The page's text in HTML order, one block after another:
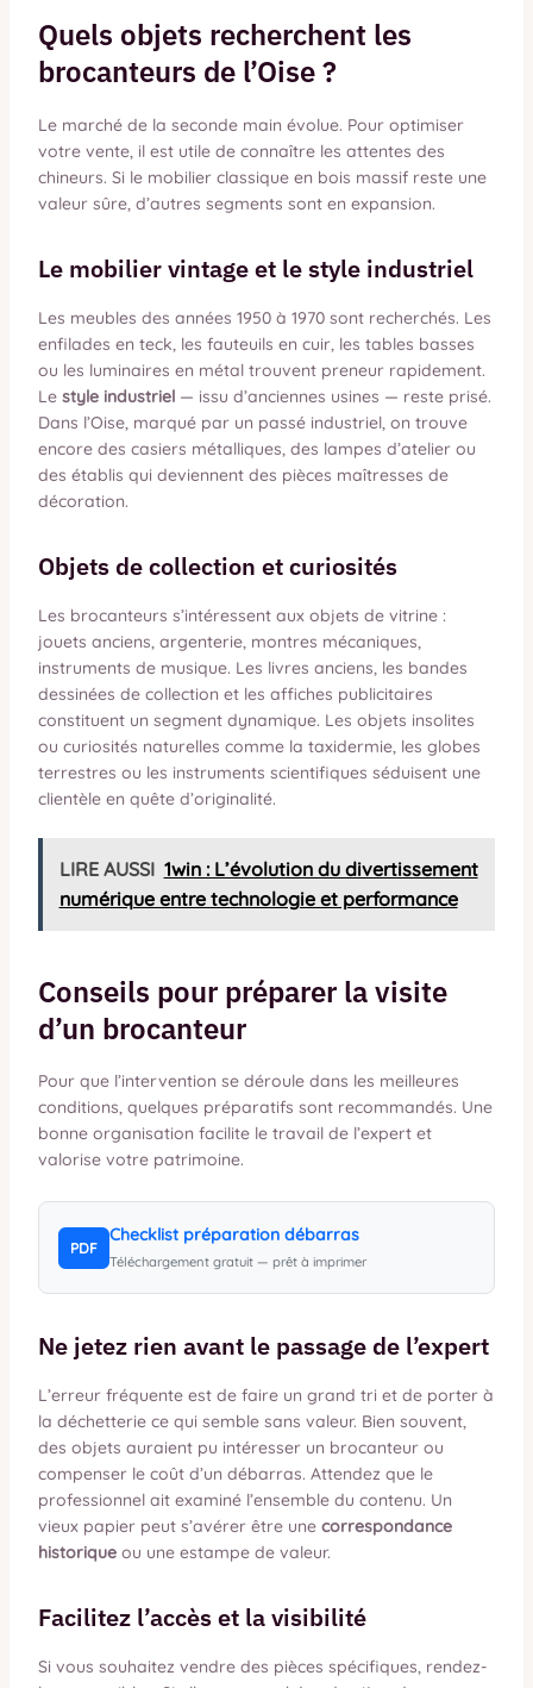
Quels objets recherchent les
brocanteurs de l’Oise ?
Le marché de la seconde main évolue. Pour optimiser
votre vente, il est utile de connaître les attentes des
chineurs. Si le mobilier classique en bois massif reste une
valeur sûre, d’autres segments sont en expansion.
Le mobilier vintage et le style industriel
Les meubles des années 1950 à 1970 sont recherchés. Les
enfilades en teck, les fauteuils en cuir, les tables basses
ou les luminaires en métal trouvent preneur rapidement.
Le style industriel— issu d’anciennes usines — reste prisé.
Dans l’Oise, marqué par un passé industriel, on trouve
encore des casiers métalliques, des lampes d’atelier ou
des établis qui deviennent des pièces maîtresses de
décoration.
Objets de collection et curiosités
Les brocanteurs s’intéressent aux objets de vitrine :
jouets anciens, argenterie, montres mécaniques,
instruments de musique. Les livres anciens, les bandes
dessinées de collection et les affiches publicitaires
constituent un segment dynamique. Les objets insolites
ou curiosités naturelles comme la taxidermie, les globes
terrestres ou les instruments scientifiques séduisent une
clientèle en quête d’originalité.
LIRE AUSSI 1win : L’évolution du divertissement
numérique entre technologie et performance
Conseils pour préparer la visite
d’un brocanteur
Pour que l’intervention se déroule dans les meilleures
conditions, quelques préparatifs sont recommandés. Une
bonne organisation facilite le travail de l’expert et
valorise votre patrimoine.
PDF
Checklist préparation débarras
Téléchargement gratuit — prêt à imprimer
Ne jetez rien avant le passage de l’expert
L’erreur fréquente est de faire un grand tri et de porter à
la déchetterie ce qui semble sans valeur. Bien souvent,
des objets auraient pu intéresser un brocanteur ou
compenser le coût d’un débarras. Attendez que le
professionnel ait examiné l’ensemble du contenu. Un
vieux papier peut s’avérer être une correspondance
historiqueou une estampe de valeur.
Facilitez l’accès et la visibilité
Si vous souhaitez vendre des pièces spécifiques, rendez-